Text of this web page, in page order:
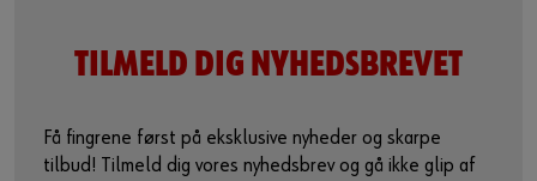
TILMELD DIG NYHEDSBREVET
Få fingrene først på eksklusive nyheder og skarpe
tilbud! Tilmeld dig vores nyhedsbrev og gå ikke glip af